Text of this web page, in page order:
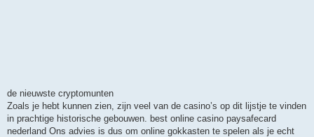
de nieuwste cryptomunten
Zoals je hebt kunnen zien, zijn veel van de casino’s op dit lijstje te vinden
in prachtige historische gebouwen. best online casino paysafecard
nederland Ons advies is dus om online gokkasten te spelen als je echt